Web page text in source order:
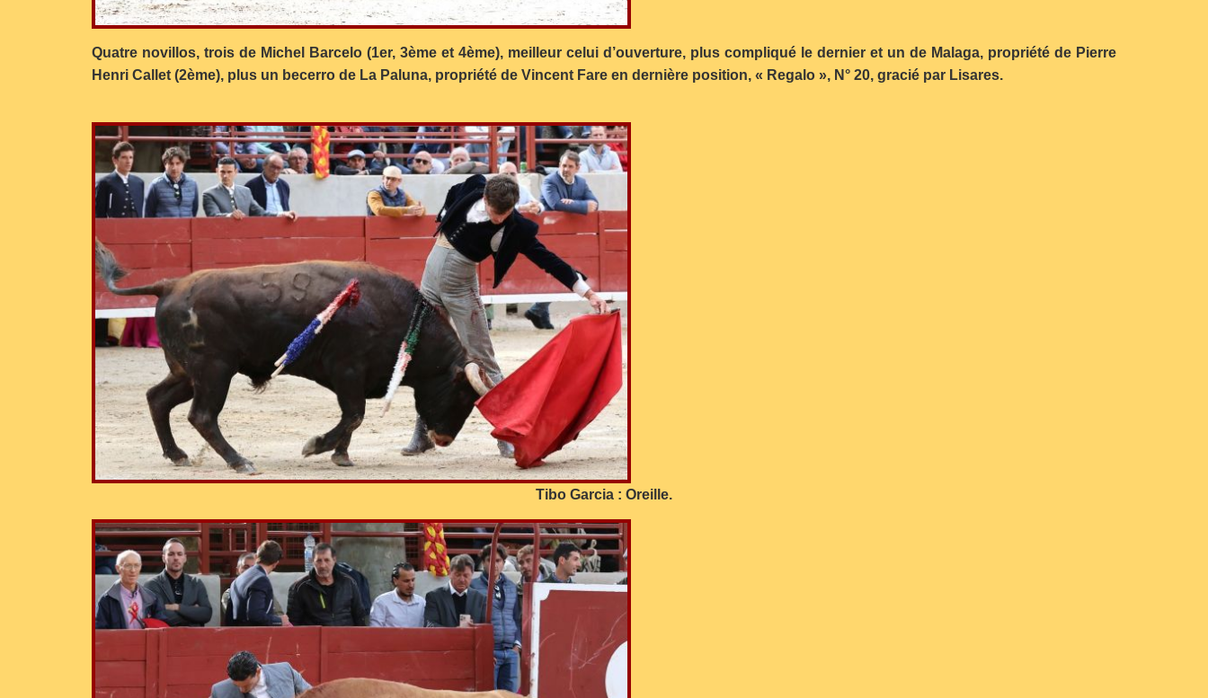
Quatre novillos, trois de Michel Barcelo (1er, 3ème et 4ème), meilleur celui d’ouverture, plus compliqué le dernier et un de Malaga, propriété de Pierre
Henri Callet (2ème), plus un becerro de La Paluna, propriété de Vincent Fare en dernière position, « Regalo », N° 20, gracié par Lisares.
Tibo Garcia : Oreille.